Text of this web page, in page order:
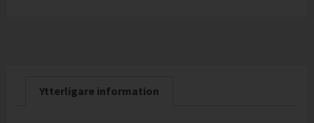
Ytterligare information